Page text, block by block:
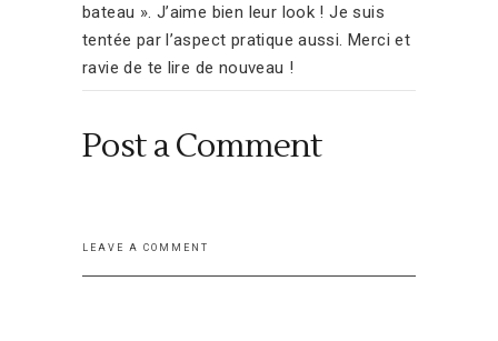
bateau ». J’aime bien leur look ! Je suis
tentée par l’aspect pratique aussi. Merci et
ravie de te lire de nouveau !
Post a Comment